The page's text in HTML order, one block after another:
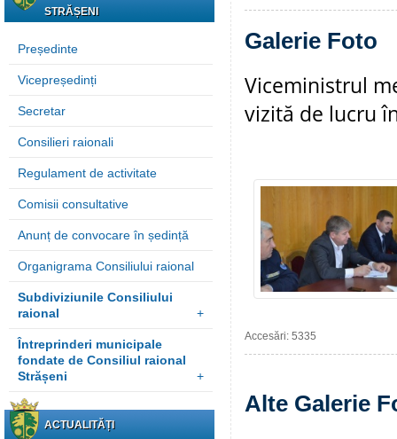
STRĂȘENI
Președinte
Vicepreședinți
Secretar
Consilieri raionali
Regulament de activitate
Comisii consultative
Anunț de convocare în ședință
Organigrama Consiliului raional
Subdiviziunile Consiliului
raional
+
Întreprinderi municipale
fondate de Consiliul raional
Strășeni
+
ACTUALITĂȚI
Galerie Foto
Viceministrul
vizită de lucru
Accesări: 5335
Alte Galerie